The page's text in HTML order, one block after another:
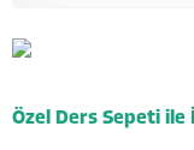
Özel Ders Sepeti ile